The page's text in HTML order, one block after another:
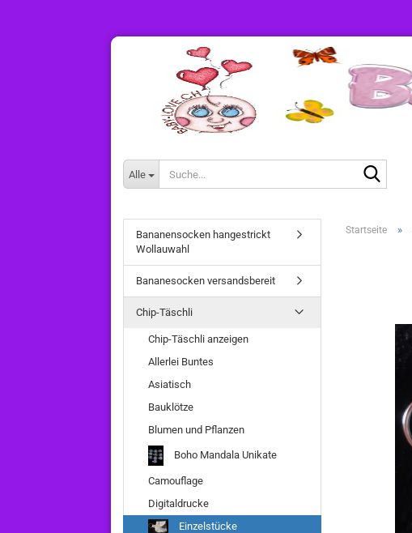
Alle
Startseite »
Bananensocken hangestrickt
Wollauwahl
Bananesocken versandsbereit
Chip-Täschli
Chip-Täschli anzeigen
Allerlei Buntes
Asiatisch
Bauklötze
Blumen und Pflanzen
Boho Mandala Unikate
Camouflage
Digitaldrucke
Einzelstücke